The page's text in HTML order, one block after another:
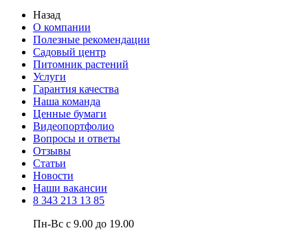
Назад
О компании
Полезные рекомендации
Садовый центр
Питомник растений
Услуги
Гарантия качества
Наша команда
Ценные бумаги
Видеопортфолио
Вопросы и ответы
Отзывы
Статьи
Новости
Наши вакансии
8 343 213 13 85
Пн-Вс с 9.00 до 19.00